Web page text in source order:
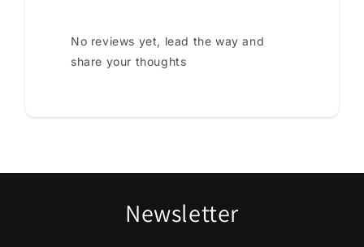
No reviews yet, lead the way and
share your thoughts
Newsletter